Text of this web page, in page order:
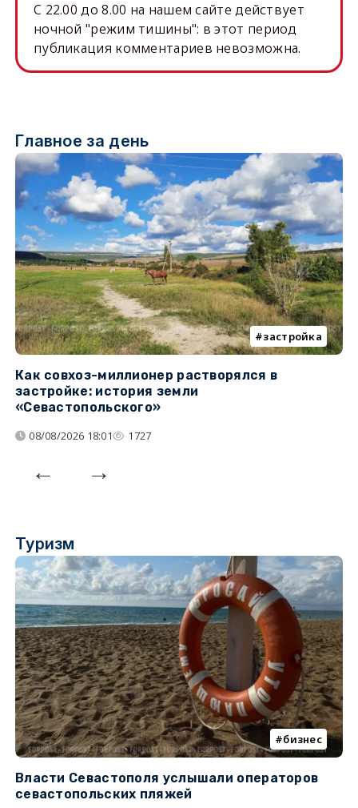
C 22.00 до 8.00 на нашем сайте действует
ночной "режим тишины": в этот период
публикация комментариев невозможна.
Главное за день
застройка
Как совхоз-миллионер растворялся в
застройке: история земли
«Севастопольского»
08/08/2026 18:01 1727
Туризм
бизнес
Власти Севастополя услышали операторов
севастопольских пляжей